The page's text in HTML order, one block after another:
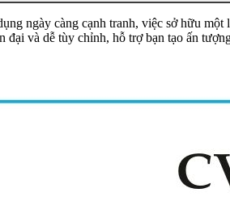
ngày càng cạnh tranh, việc sở hữu
đại và dễ tùy chỉnh, hỗ trợ bạn tạo ấn